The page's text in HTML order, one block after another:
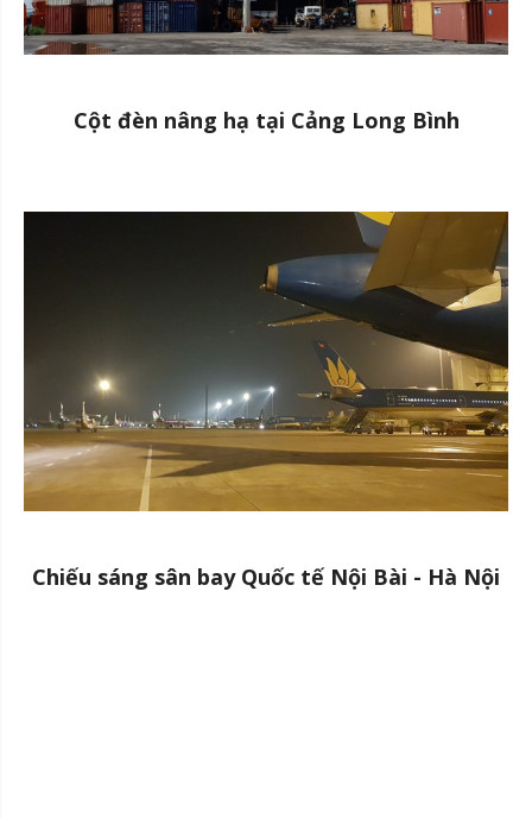
Cột đèn nâng hạ tại Cảng Long Bình
Chiếu sáng sân bay Quốc tế Nội Bài - Hà Nội